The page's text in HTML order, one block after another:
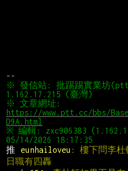
※ 發信站: 批踢踢實業坊
1.162.17.215 (臺灣)
https://www.ptt.cc/bbs/
D9A.html
※ 編輯: zxc906383
05/14/2026 18:17:35
推
eunhailoveu : 樓下問李杜
日職有四轟